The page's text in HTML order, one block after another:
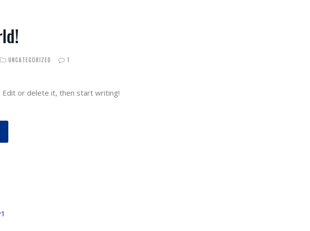
UNCATEGORIZED 1
or delete it, then start writing!